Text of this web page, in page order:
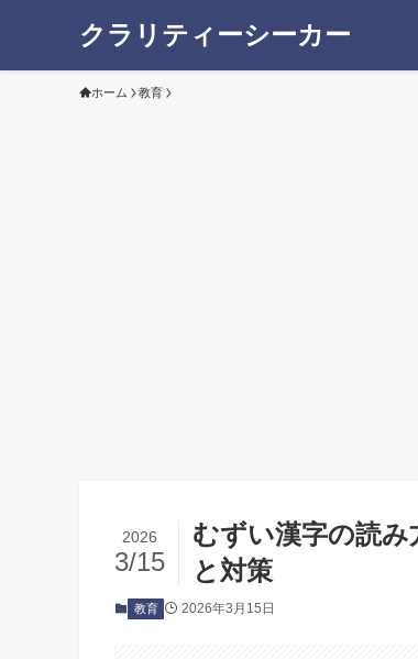
クラリティーシーカー
ホーム 教育
むずい漢字の読
と対策
2026
3/15
教育 2026年3月15日